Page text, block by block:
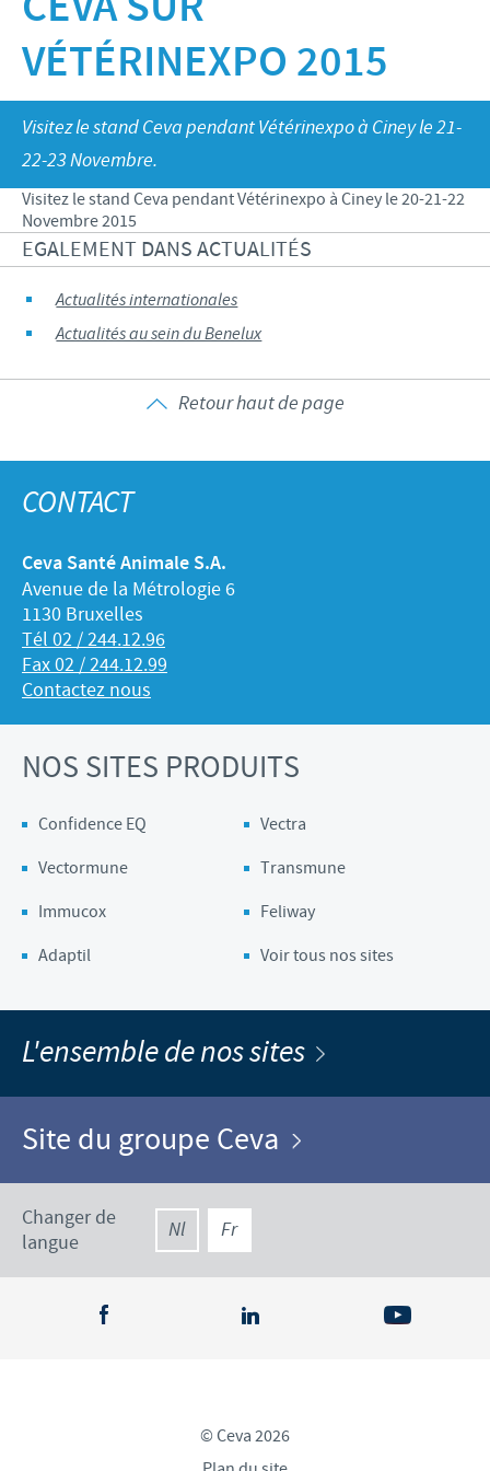
Notre mission
Nos valeurs
Production
Bovins-Ovins-Caprins
Porcs
Importance de la responsabilité
Programmes de soutien
ACTUALITÉS
Actualités internationales
Actualités au sein du Benelux
OFFRES D'EMPLOI
Offres d'emploi internationales
Offres d'emploi au sein du Benelux
CONTACT
VÉTÉRINEXPO 2015
Visitez le stand Ceva pendant Vétérinexpo à Ciney le 21-
22-23 Novembre.
Visitez le stand Ceva pendant Vétérinexpo à Ciney le 20-21-22
Novembre 2015
EGALEMENT DANS ACTUALITÉS
Actualités internationales
Actualités au sein du Benelux
Retour haut de page
CONTACT
Ceva Santé Animale S.A.
Avenue de la Métrologie 6
1130 Bruxelles
Tél 02 / 244.12.96
Fax 02 / 244.12.99
Contactez nous
NOS SITES PRODUITS
Confidence EQ
Vectra
Vectormune
Transmune
Immucox
Feliway
Adaptil
Voir tous nos sites
L'ensemble de nos sites
Site du groupe Ceva
Changer de
langue
Nl Fr
© Ceva 2026